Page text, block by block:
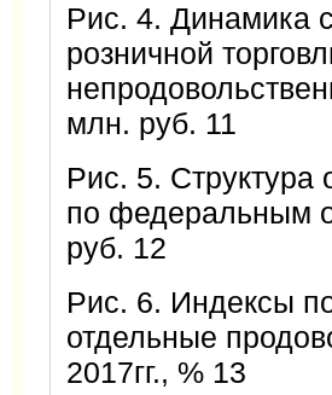
Рис. 4. Динамика
розничной
млн. руб. 11
Рис. 5. Структура
по федеральным
руб. 12
Рис. 6. Индексы
отдельные
2017гг., % 13